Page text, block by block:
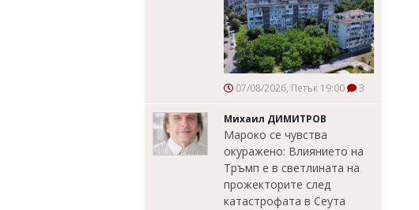
07/08/2026, Петък 19:00 3
Михаил ДИМИТРОВ
Мароко се чувства
окуражено: Влиянието на
Тръмп е в светлината на
прожекторите след
катастрофата в Сеута